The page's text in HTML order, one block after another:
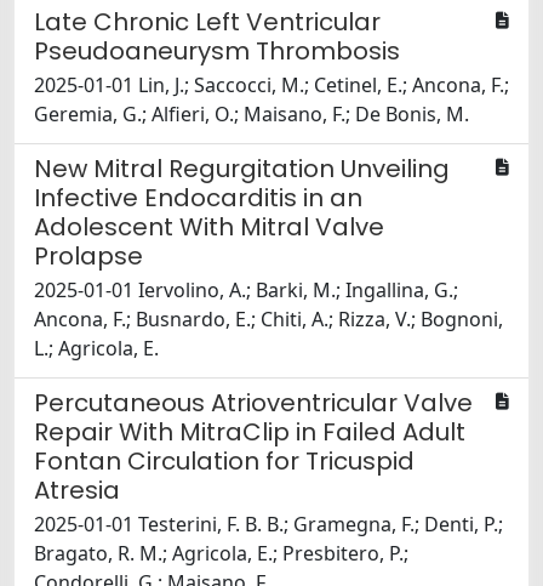
Late Chronic Left Ventricular
Pseudoaneurysm Thrombosis
2025-01-01 Lin, J.; Saccocci, M.; Cetinel, E.; Ancona, F.;
Geremia, G.; Alfieri, O.; Maisano, F.; De Bonis, M.
New Mitral Regurgitation Unveiling
Infective Endocarditis in an
Adolescent With Mitral Valve
Prolapse
2025-01-01 Iervolino, A.; Barki, M.; Ingallina, G.;
Ancona, F.; Busnardo, E.; Chiti, A.; Rizza, V.; Bognoni,
L.; Agricola, E.
Percutaneous Atrioventricular Valve
Repair With MitraClip in Failed Adult
Fontan Circulation for Tricuspid
Atresia
2025-01-01 Testerini, F. B. B.; Gramegna, F.; Denti, P.;
Bragato, R. M.; Agricola, E.; Presbitero, P.;